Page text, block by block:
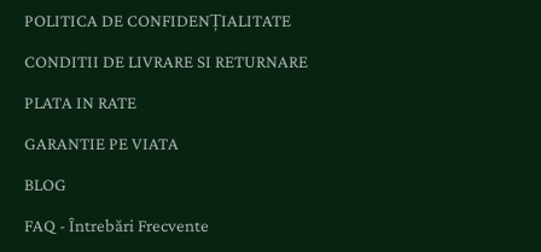
POLITICA DE CONFIDENȚIALITATE
CONDITII DE LIVRARE SI RETURNARE
PLATA IN RATE
GARANTIE PE VIATA
BLOG
FAQ - Întrebări Frecvente